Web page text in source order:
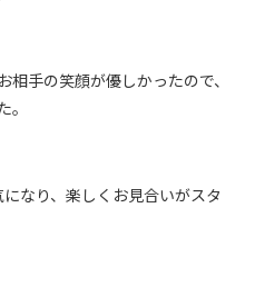
手の笑顔が優しかったので、
なり、楽しくお見合いがスタ